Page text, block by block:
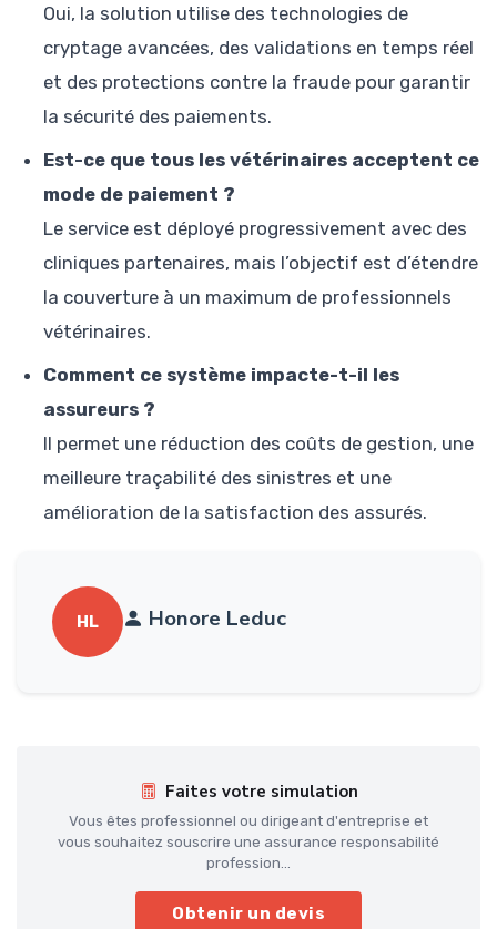
Oui, la solution utilise des technologies de
cryptage avancées, des validations en temps réel
et des protections contre la fraude pour garantir
la sécurité des paiements.
Est-ce que tous les vétérinaires acceptent ce
mode de paiement ?
Le service est déployé progressivement avec des
cliniques partenaires, mais l’objectif est d’étendre
la couverture à un maximum de professionnels
vétérinaires.
Comment ce système impacte-t-il les
assureurs ?
Il permet une réduction des coûts de gestion, une
meilleure traçabilité des sinistres et une
amélioration de la satisfaction des assurés.
HL Honore Leduc
Faites votre simulation
Vous êtes professionnel ou dirigeant d'entreprise et
vous souhaitez souscrire une assurance responsabilité
profession...
Obtenir un devis